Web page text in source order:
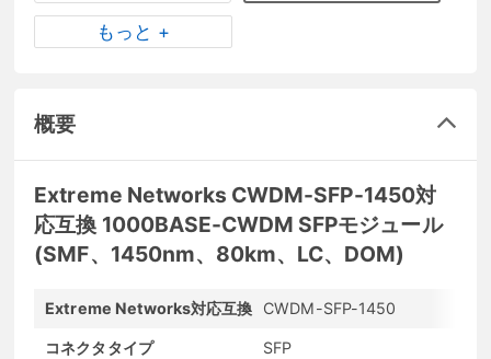
もっと +
概要
Extreme Networks CWDM-SFP-1450対
応互換 1000BASE-CWDM SFPモジュール
(SMF、1450nm、80km、LC、DOM)
Extreme Networks対応互換 CWDM-SFP-1450
コネクタタイプ SFP